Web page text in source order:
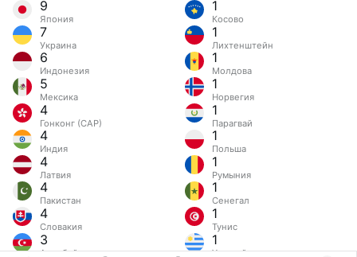
9
Япония
7
Украина
6
Индонезия
5
Мексика
4
Гонконг (САР)
4
Индия
4
Латвия
4
Пакистан
4
Словакия
3
Азербайджан
1
Косово
1
Лихтенштейн
1
Молдова
1
Норвегия
1
Парагвай
1
Польша
1
Румыния
1
Сенегал
1
Тунис
1
Уругвай